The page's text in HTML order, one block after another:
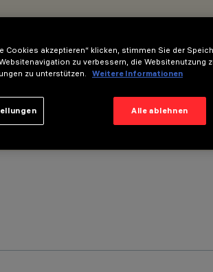
Cookies akzeptieren“ klicken, stimmen Sie der
zu verbessern, die Websitenutzung
zu unterstützen.
Weitere Informationen
Alle ablehnen